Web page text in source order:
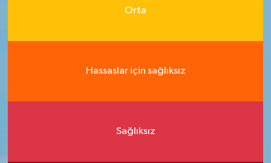
Orta
Hassaslar için sağlıksız
Sağlıksız